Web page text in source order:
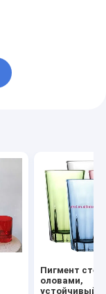
Пигмент
оловами,
устойчивый к